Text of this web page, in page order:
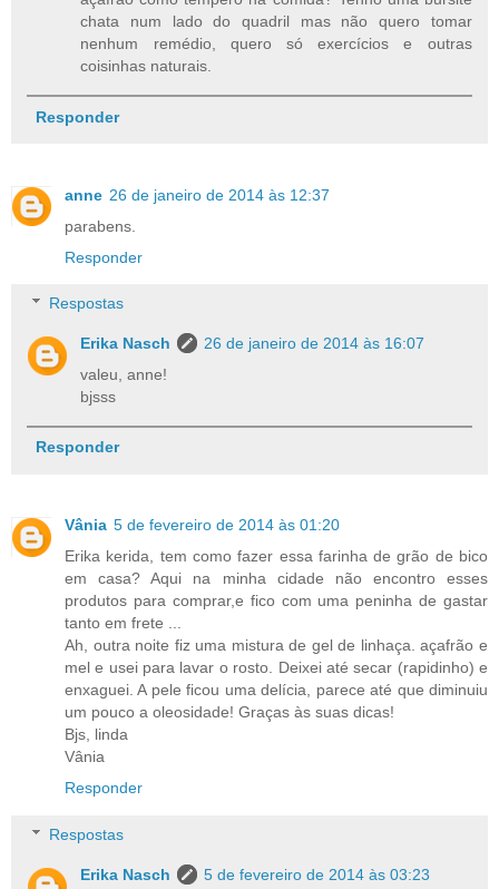
chata num lado do quadril mas não quero tomar
nenhum remédio, quero só exercícios e outras
coisinhas naturais.
Responder
anne 26 de janeiro de 2014 às 12:37
parabens.
Responder
Respostas
Erika Nasch
26 de janeiro de 2014 às 16:07
valeu, anne!
bjsss
Responder
Vânia 5 de fevereiro de 2014 às 01:20
Erika kerida, tem como fazer essa farinha de grão de bico
em casa? Aqui na minha cidade não encontro esses
produtos para comprar,e fico com uma peninha de gastar
tanto em frete ...
Ah, outra noite fiz uma mistura de gel de linhaça. açafrão e
mel e usei para lavar o rosto. Deixei até secar (rapidinho) e
enxaguei. A pele ficou uma delícia, parece até que diminuiu
um pouco a oleosidade! Graças às suas dicas!
Bjs, linda
Vânia
Responder
Respostas
Erika Nasch
5 de fevereiro de 2014 às 03:23